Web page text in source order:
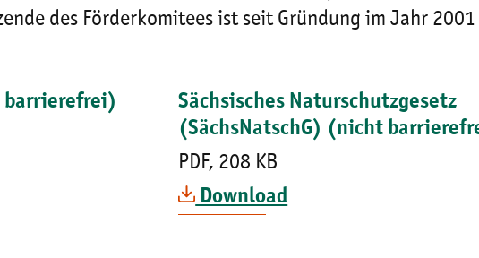
des Förderkomitees ist seit Gründung im Jahr
barrierefrei)
Sächsisches Naturschutzgesetz
(SächsNatschG) (nicht
PDF, 208 KB
Download